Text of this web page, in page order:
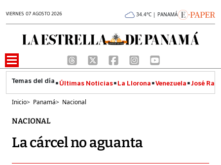
VIERNES 07 AGOSTO 2026 34.4°C | PANAMÁ
Últimas Noticias La Llorona Venezuela José
Inicio> Panamá> Nacional
NACIONAL
La cárcel no aguanta